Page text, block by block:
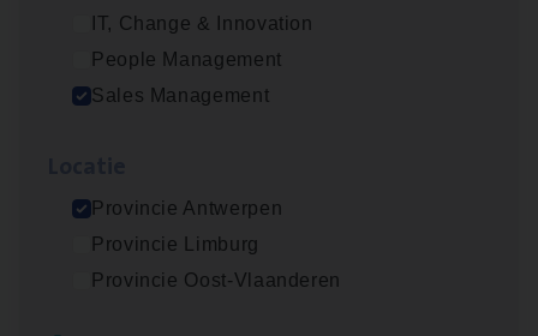
IT, Change & Innovation
People Management
Sales Management
Provincie Antwerpen
Provincie Limburg
Provincie Oost-Vlaanderen
Busi­ness Mana­ger Mari­ne Cargo
Scha­de Expert Fleet